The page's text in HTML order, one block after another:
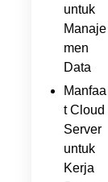
untuk
Manaje
men
Data
Manfaa
t Cloud
Server
untuk
Kerja